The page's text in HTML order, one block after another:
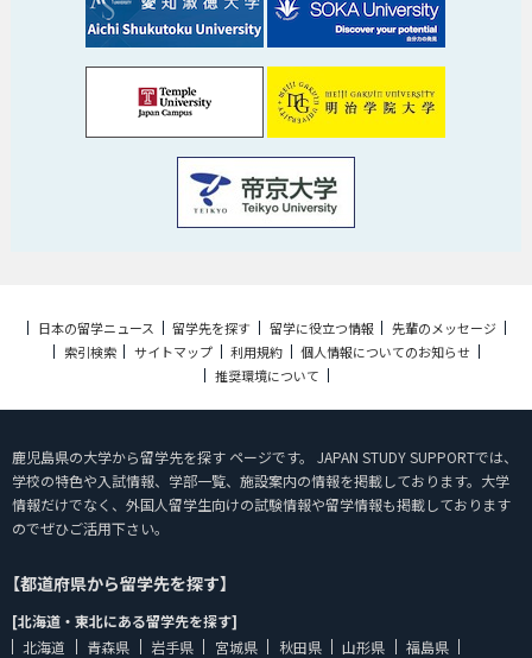
日本の留学ニュース 留学先を探す 留学に役立つ情報
先輩のメッセージ
索引検索
サイトマップ 利用規約
個人情報についてのお知らせ
推奨環境について
鹿児島県の大学から留学先を探す ページです。 JAPAN STUDY SUPPORTでは、
学校の特色や入試情報、学部一覧、施設案内の情報を掲載しております。大学
情報だけでなく、外国人留学生向けの試験情報や留学情報も掲載しております
のでぜひご活用下さい。
【都道府県から留学先を探す】
[北海道・東北にある留学先を探す]
北海道
青森県 岩手県 宮城県 秋田県 山形県
福島県